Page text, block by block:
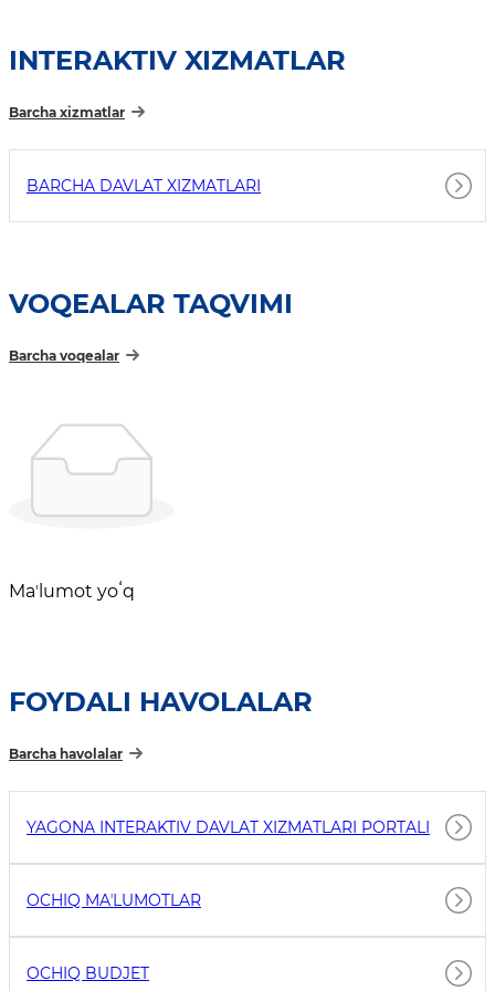
INTERAKTIV XIZMATLAR
Barcha xizmatlar
BARCHA DAVLAT XIZMATLARI
VOQEALAR TAQVIMI
Barcha voqealar
Maʼlumot yoʻq
FOYDALI HAVOLALAR
Barcha havolalar
YAGONA INTERAKTIV DAVLAT XIZMATLARI PORTALI
OCHIQ MAʼLUMOTLAR
OCHIQ BUDJET